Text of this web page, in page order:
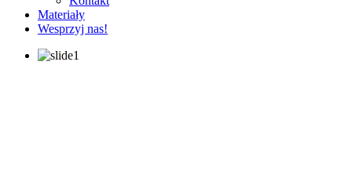
Materiały
Wesprzyj nas!